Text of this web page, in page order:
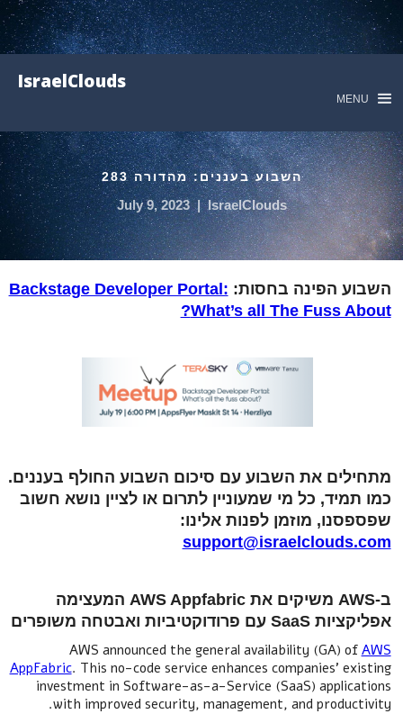
IsraelClouds
MENU
השבוע בעננים: מהדורה 283
IsraelClouds
|
July 9, 2023
השבוע הפינה בחסות: Backstage Developer Portal:
What’s all The Fuss About?
מתחילים את השבוע עם סיכום השבוע החולף בעננים.
כמו תמיד, כל מי שמעוניין לתרום או לציין נושא חשוב
שפספסנו, מוזמן לפנות אלינו:
support@israelclouds.com
ב-AWS משיקים את AWS Appfabric המעצימה
אפליקציות SaaS עם פרודוקטיביות ואבטחה משופרים
AWS announced the general availability (GA) of AWS
AppFabric. This no-code service enhances companies’ existing
investment in Software-as-a-Service (SaaS) applications
with improved security, management, and productivity.